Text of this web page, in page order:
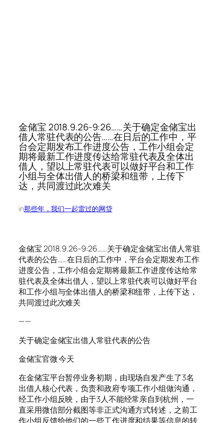
金储宝 2018.9.26-9:26……关于确定金储宝出
借人常驻代表的公告……在日后的工作中，平
台会定期发布工作进度公告，工作小组会定
期将最新工作进度传达给常驻代表及全体出
借人，望以上常驻代表可以做好平台和工作
小组与全体出借人的桥梁和纽带，上传下
达，共同渡过此次难关
in那些年，我们一起雷过的网贷
金储宝 2018.9.26-9:26……关于确定金储宝出借人常驻
代表的公告……在日后的工作中，平台会定期发布工作
进度公告，工作小组会定期将最新工作进度传达给常
驻代表及全体出借人，望以上常驻代表可以做好平台
和工作小组与全体出借人的桥梁和纽带，上传下达，
共同渡过此次难关
——
关于确定金储宝出借人常驻代表的公告
金储宝官微 今天
在金储宝平台暂停业务初期，由现场自发产生了3名
出借人核心代表，负责和政府专项工作小组做沟通，
经工作小组反映，由于3人不能经常亲自到杭州，一
直采用微信部分截图等非正式沟通方式转述，之前工
作小组反馈给他们的一些工作进度和结果等信息的转